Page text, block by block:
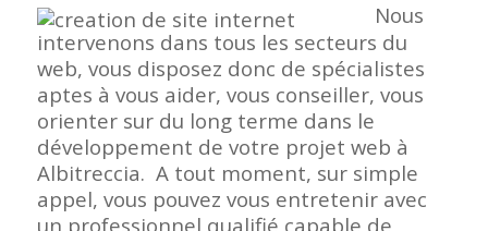
Nous
intervenons dans tous les secteurs du
web, vous disposez donc de spécialistes
aptes à vous aider, vous conseiller, vous
orienter sur du long terme dans le
développement de votre projet web à
Albitreccia. A tout moment, sur simple
appel, vous pouvez vous entretenir avec
un professionnel qualifié capable de